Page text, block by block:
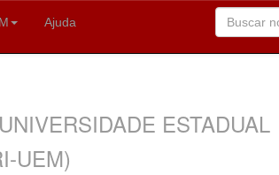
Ajuda
ESTADUAL
UEM)